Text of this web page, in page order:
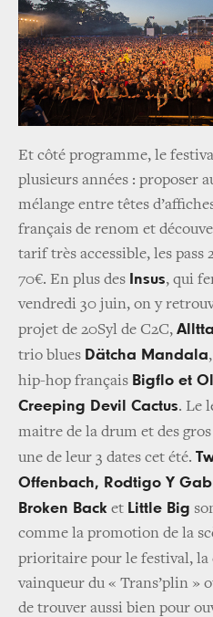
Et côté programme, le
plusieurs années : proposer
mélange entre têtes
français de renom et
tarif très accessible, les pass
70€. En plus des Insus, qui
vendredi 30 juin, on y
projet de 20Syl de C2C,
trio blues Dätcha Mandala
hip-hop français Bigflo et
Creeping Devil Cactus. Le
maitre de la drum et des gros
une de leur 3 dates cet été.
Offenbach, Rodtigo Y
Broken Back et Little Big
comme la promotion de la
prioritaire pour le festival, la
vainqueur du « Trans’plin »
de trouver aussi bien pour